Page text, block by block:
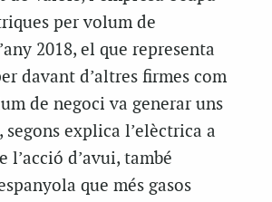
per volum de
2018, el que representa
davant d’altres firmes com
de negoci va generar uns
segons explica l’elèctrica a
l’acció d’avui, també
que més gasos